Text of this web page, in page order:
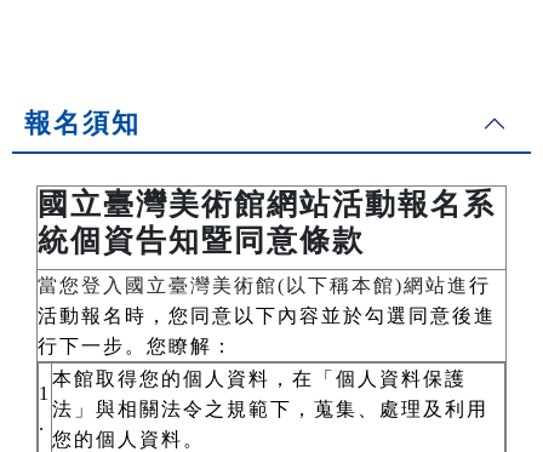
報名須知
國立臺灣美術館網站活動報名系
統個資告知暨同意條款
當您登入國立臺灣美術館(以下稱本館)網站進行
活動報名時，您同意以下內容並於勾選同意後進
行下一步。您瞭解：
1
.
本館取得您的個人資料，在「個人資料保護
法」與相關法令之規範下，蒐集、處理及利用
您的個人資料。